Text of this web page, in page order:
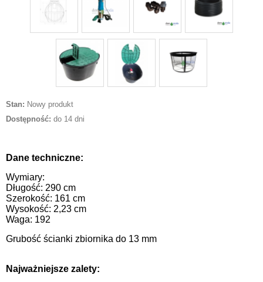
Stan: Nowy produkt
Dostępność: do 14 dni
Dane techniczne:
Wymiary:
Długość: 290 cm
Szerokość: 161 cm
Wysokość: 2,23 cm
Waga: 192
Grubość ścianki zbiornika do 13 mm
Najważniejsze zalety: